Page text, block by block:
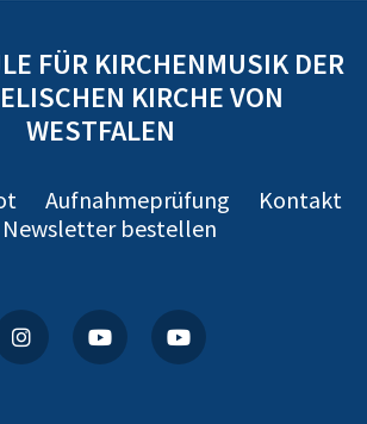
FÜR KIRCHENMUSIK DER
KIRCHE VON
WESTFALEN
Aufnahmeprüfung
Kontakt
Newsletter bestellen